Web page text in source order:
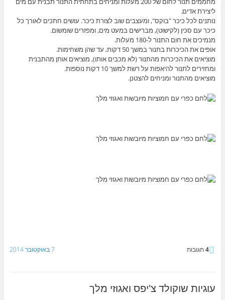
ליצירת אדים.
נותנים לכל כיכר "בוקס", ומעצבים שוב לצורת כיכר. עושים חתכים לאורך כל
כיכר עם סכין (לקישוט), מברישים במעט מים, ומפזרים שומשום.
מנמיכים את חום התנור ל-180 מעלות.
אופים את הכיכרות בתנור במשך 50 דקות, עד שהן משחימות.
מוציאים את הכיכרות מהתנור (לא מכבים אותו), מוציאים אותן מהתבנית
ומחזירים לתנור להיאפות על רשת למשך 10 דקות נוספות.
מוציאים מהתנור ומניחים להצטנן.
7 באוקטובר 2014 4תגובות
עוגיות שוקולד צ'יפס ואגוזי מלך